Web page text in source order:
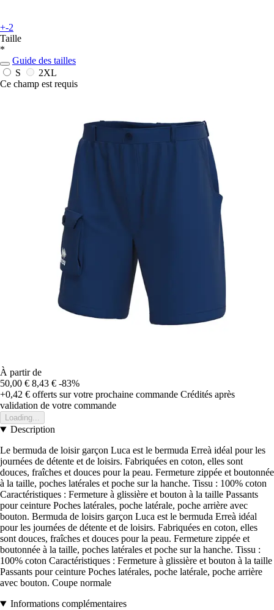
+-2
Taille
*
Guide des tailles
S
2XL
Ce champ est requis
À partir de
50,00 € 8,43 € -83%
+0,42 € offerts sur votre prochaine commande Crédités après
validation de votre commande
Loading...
Description
Le bermuda de loisir garçon Luca est le bermuda Erreà idéal pour les
journées de détente et de loisirs. Fabriquées en coton, elles sont
douces, fraîches et douces pour la peau. Fermeture zippée et boutonnée
à la taille, poches latérales et poche sur la hanche. Tissu : 100% coton
Caractéristiques : Fermeture à glissière et bouton à la taille Passants
pour ceinture Poches latérales, poche latérale, poche arrière avec
bouton. Bermuda de loisirs garçon Luca est le bermuda Erreà idéal
pour les journées de détente et de loisirs. Fabriquées en coton, elles
sont douces, fraîches et douces pour la peau. Fermeture zippée et
boutonnée à la taille, poches latérales et poche sur la hanche. Tissu :
100% coton Caractéristiques : Fermeture à glissière et bouton à la taille
Passants pour ceinture Poches latérales, poche latérale, poche arrière
avec bouton. Coupe normale
Informations complémentaires